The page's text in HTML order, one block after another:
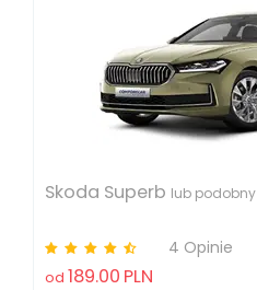
Skoda Superb lub podobny
4 Opinie
od 189.00 PLN